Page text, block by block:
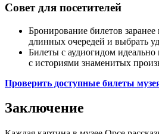
Совет для посетителей
Бронирование билетов заранее
длинных очередей и выбрать
Билеты с аудиогидом идеально
с историями знаменитых
Проверить доступные билеты
Заключение